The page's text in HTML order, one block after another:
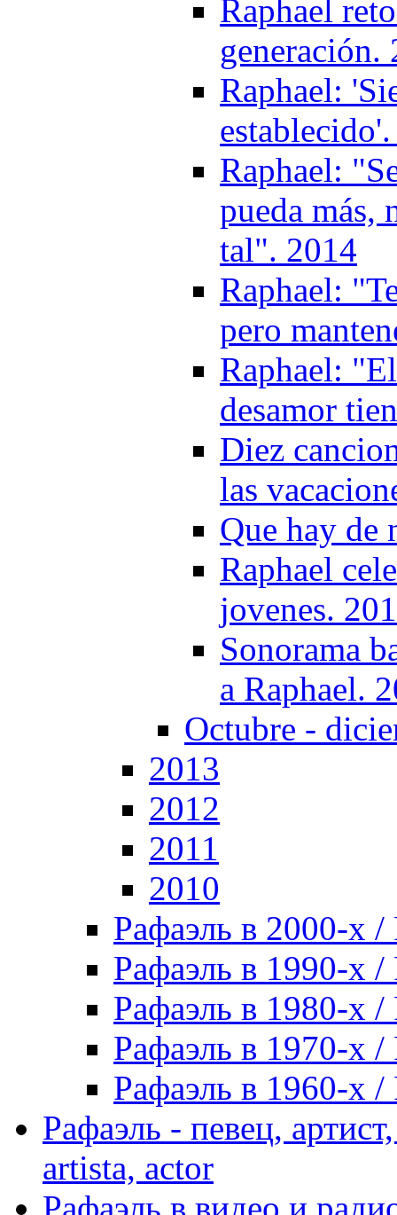
Raphael
generación.
Raphael:
Raphael:
pueda más,
tal". 2014
Raphael:
pero
Raphael:
desamor
Diez
las
Que hay de
Raphael
jovenes.
Sonorama
a Raphael.
Octubre -
2013
2012
2011
2010
Рафаэль в 2000-х /
Рафаэль в 1990-х /
Рафаэль в 1980-х /
Рафаэль в 1970-х /
Рафаэль в 1960-х /
Рафаэль - певец,
artista, actor